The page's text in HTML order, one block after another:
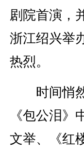
剧院首演，
浙江绍兴举
热烈。
时间悄然
《包公泪
文举、《红